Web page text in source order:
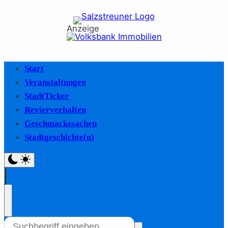
Anzeige
Start
Veranstaltungen
StadtTicker
Revierverhalten
Geschmackssachen
Stadtgeschichte(n)